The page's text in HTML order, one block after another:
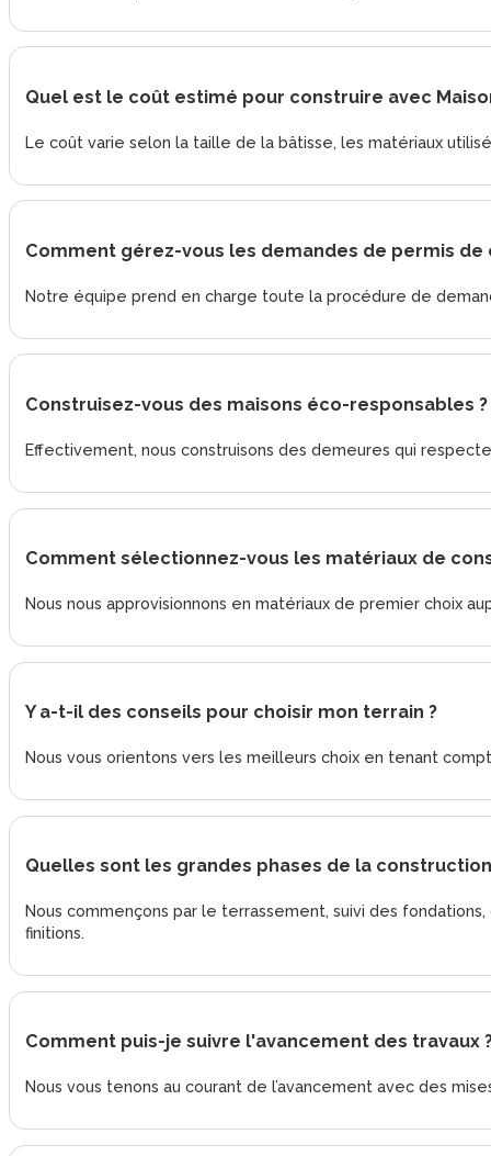
Quel est le coût estimé pour construire avec
Le coût varie selon la taille de la bâtisse, les matériaux
Comment gérez-vous les demandes de permis de
Notre équipe prend en charge toute la procédure de
Construisez-vous des maisons éco-responsables ?
Effectivement, nous construisons des demeures qui
Comment sélectionnez-vous les matériaux de
Nous nous approvisionnons en matériaux de premier choix
Y a-t-il des conseils pour choisir mon terrain ?
Nous vous orientons vers les meilleurs choix en tenant
Quelles sont les grandes phases de la
Nous commençons par le terrassement, suivi des
finitions.
Comment puis-je suivre l'avancement des travaux
Nous vous tenons au courant de l’avancement avec des